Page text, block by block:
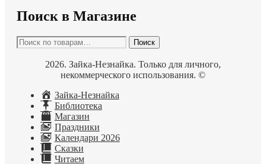
Поиск в Магазине
Искать: Поиск
2026. Зайка-Незнайка. Только для личного,
некоммерческого использования. ©
Зайка-Незнайка
Библиотека
Магазин
Праздники
Календари 2026
Сказки
Читаем